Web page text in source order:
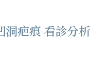
洞疤痕 看診分